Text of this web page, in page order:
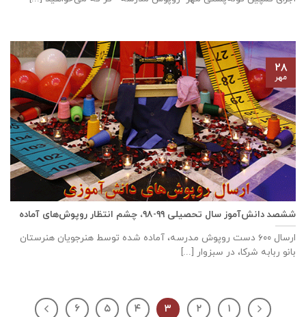
ششصد دانش‌آموز سال تحصیلی ۹۹-۹۸، چشم انتظار روپوش‌های آماده
ارسال ۶۰۰ دست روپوش مدرسه، آماده شده توسط هنرجویان هنرستان
بانو ربابه شرکا، در سبزوار [...]
۲۸
مهر
۱ ۲ ۳ ۴ ۵ ۶